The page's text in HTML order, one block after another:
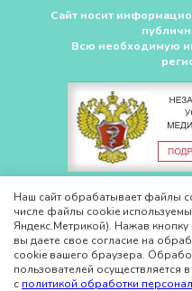
Сайт носит
Всю необходимую
СДЕЛАНО
Наш сайт обрабатывает файлы
числе файлы cookie
Яндекс.Метрикой). Нажав кнопку
вы даете свое согласие на
cookie вашего браузера.
пользователей осуществляется в
с политикой обработки